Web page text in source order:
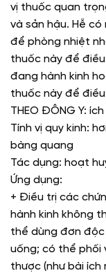
vị thuốc quan
và sản hậu. Hễ
để phòng nhiệt
thuốc này để điều
đang hành kinh
thuốc này để điều
THEO ĐÔNG Y:
Tính vị quy kinh:
bàng quang
Tác dụng: hoạt
Ứng dụng:
+ Điều trị các
hành kinh không
thể dùng đơn
uống; có thể phối
thược (như bài